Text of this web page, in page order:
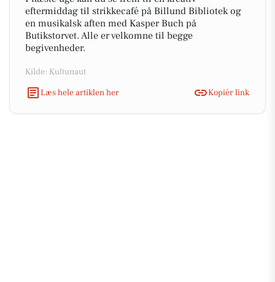
eftermiddag til strikkecafé på Billund Bibliotek og
en musikalsk aften med Kasper Buch på
Butikstorvet. Alle er velkomne til begge
begivenheder.
Kilde: Kultunaut
Læs hele artiklen her
Kopiér link